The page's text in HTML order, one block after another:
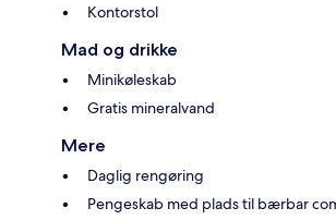
Kontorstol
Mad og drikke
Minikøleskab
Gratis mineralvand
Mere
Daglig rengøring
Pengeskab med plads til bærbar